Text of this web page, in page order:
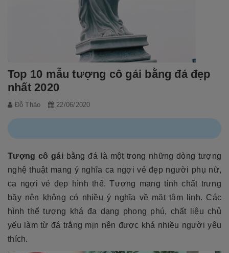
Top 10 mẫu tượng cô gái bằng đá đẹp
nhất 2020
Đỗ Thảo 22/06/2020
Tượng cô gáibằng đá là một trong những dòng tượng
nghệ thuật mang ý nghĩa ca ngợi vẻ đẹp người phụ nữ,
ca ngợi vẻ đẹp hình thể. Tượng mang tính chất trưng
bầy nên không có nhiều ý nghĩa về mặt tâm linh. Các
hình thể tượng khá đa dạng phong phú, chất liệu chủ
yếu làm từ đá trắng mịn nên được khá nhiều người yêu
thích.